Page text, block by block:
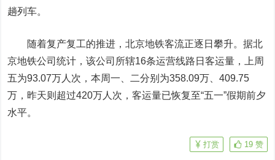
趟列车。
随着复产复工的推进，北京地铁客流正逐日攀升。据北
京地铁公司统计，该公司所辖16条运营线路日客运量，
上周
五为93.07万人次，本周一、二分别为358.09万、409.75
万， 昨天则超过420万人次，客运量已恢复至“五一”假期前夕
水平。
19 赞
打赏